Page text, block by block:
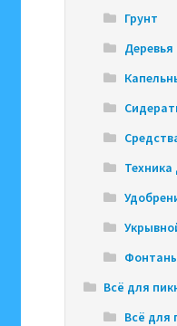
Грунт
Всё для
Всё для